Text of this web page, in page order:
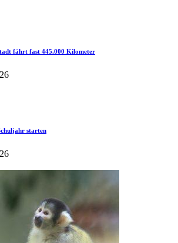
fährt fast 445.000 Kilometer
starten